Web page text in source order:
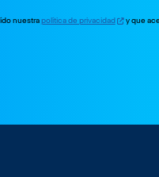
nuestrapolítica de privacidad y que